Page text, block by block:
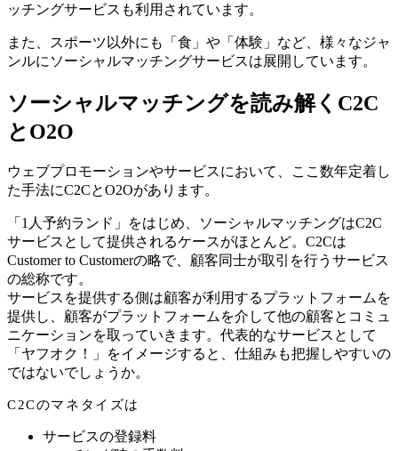
ッチングサービスも利用されています。
また、スポーツ以外にも「食」や「体験」など、様々なジャ
ンルにソーシャルマッチングサービスは展開しています。
ソーシャルマッチングを読み解くC2C
とO2O
ウェブプロモーションやサービスにおいて、ここ数年定着し
た手法にC2CとO2Oがあります。
「1人予約ランド」をはじめ、ソーシャルマッチングはC2C
サービスとして提供されるケースがほとんど。C2Cは
Customer to Customerの略で、顧客同士が取引を行うサービス
の総称です。
サービスを提供する側は顧客が利用するプラットフォームを
提供し、顧客がプラットフォームを介して他の顧客とコミュ
ニケーションを取っていきます。代表的なサービスとして
「ヤフオク！」をイメージすると、仕組みも把握しやすいの
ではないでしょうか。
C2Cのマネタイズは
サービスの登録料